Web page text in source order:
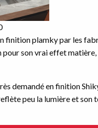
finition plamky par les
pour son vrai effet matière,
demandé en finition
peu la lumière et son